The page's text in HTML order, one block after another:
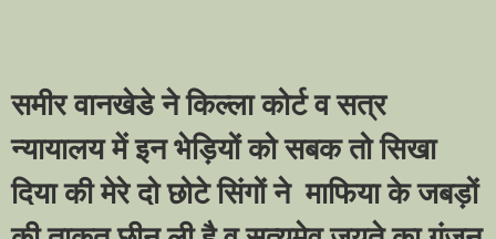
समीरवानखेडेने किल्ला कोर्ट व सत्र
न्यायालय में इन भेड़ियों को सबक तो सिखा
दिया की मेरे दो छोटे सिंगों ने माफिया के जबड़ों